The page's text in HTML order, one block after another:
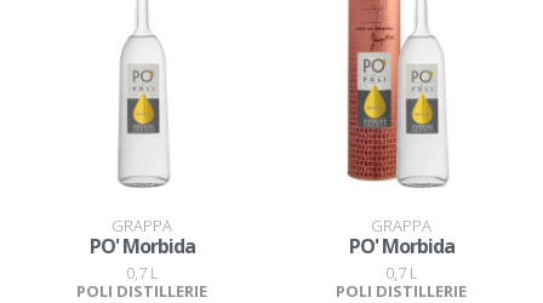
GRAPPA
PO' Morbida
0,7 L
POLI DISTILLERIE
GRAPPA
PO' Morbida
0,7 L
POLI DISTILLERIE